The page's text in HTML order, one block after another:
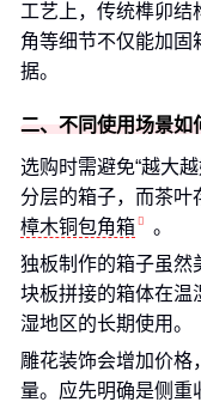
工艺上，传统榫卯结
角等细节不仅能加固
据。
二、不同使用场景如
选购时需避免“越大
分层的箱子，而茶叶
樟木铜包角箱
。
独板制作的箱子虽然
块板拼接的箱体在温
湿地区的长期使用。
雕花装饰会增加价格
量。应先明确是侧重